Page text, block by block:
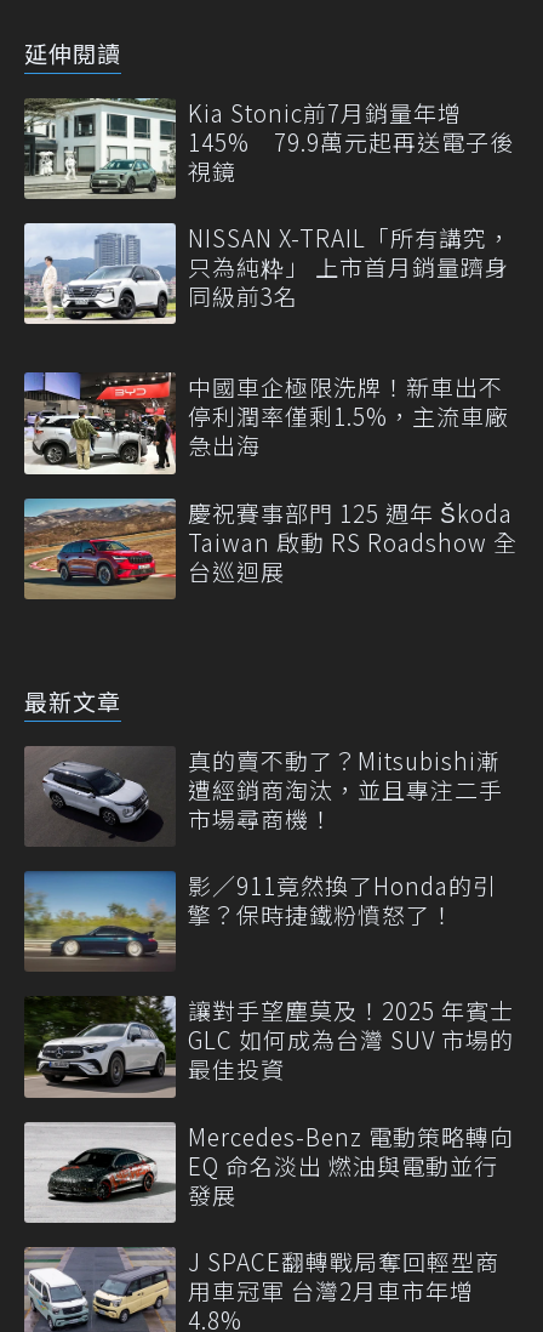
延伸閱讀
Kia Stonic前7月銷量年增
145% 79.9萬元起再送電子後
視鏡
NISSAN X-TRAIL「所有講究，
只為純粋」 上市首月銷量躋身
同級前3名
中國車企極限洗牌！新車出不
停利潤率僅剩1.5%，主流車廠
急出海
慶祝賽事部門 125 週年 Škoda
Taiwan 啟動 RS Roadshow 全
台巡迴展
最新文章
真的賣不動了？Mitsubishi漸
遭經銷商淘汰，並且專注二手
市場尋商機！
影／911竟然換了Honda的引
擎？保時捷鐵粉憤怒了！
讓對手望塵莫及！2025 年賓士
GLC 如何成為台灣 SUV 市場的
最佳投資
Mercedes-Benz 電動策略轉向
EQ 命名淡出 燃油與電動並行
發展
J SPACE翻轉戰局奪回輕型商
用車冠軍 台灣2月車市年增
4.8%